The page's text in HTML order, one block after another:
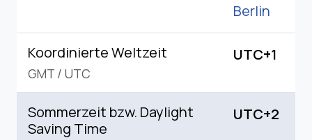
Berlin
Koordinierte Weltzeit
GMT / UTC
UTC+1
Sommerzeit bzw. Daylight
Saving Time
UTC+2